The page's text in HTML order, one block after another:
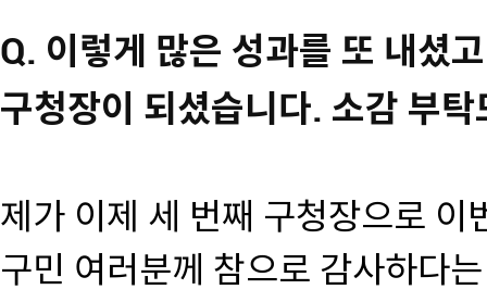
Q. 이렇게 많은 성과를 또 내셨
구청장이 되셨습니다. 소감 부
제가 이제 세 번째 구청장으로
구민 여러분께 참으로 감사하다